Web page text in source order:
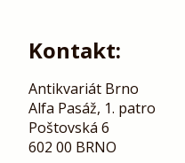
Kontakt:
Antikvariát Brno
Alfa Pasáž, 1. patro
Poštovská 6
602 00 BRNO